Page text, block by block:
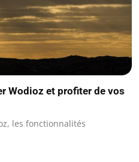
Wodioz et profiter de vos
les fonctionnalités